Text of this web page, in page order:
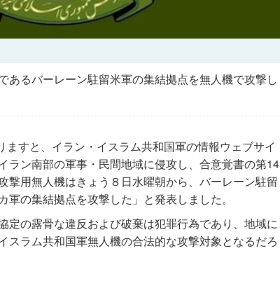
あるバーレーン駐留米軍の集結拠点を無人機で攻撃し
ますと、イラン・イスラム共和国軍の情報ウェブサイ
ラン南部の軍事・民間地域に侵攻し、合意覚書の第14
撃用無人機はきょう８日水曜朝から、バーレーン駐留
軍の集結拠点を攻撃した」と発表しました。
定の露骨な違反および破棄は犯罪行為であり、地域に
スラム共和国軍無人機の合法的な攻撃対象となるだろ